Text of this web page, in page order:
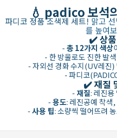
💧 padico 보석
파디코 정품 조색제 세트!맑고
를 높여
✔️ 상
-총 12가지 색상
- 한 방울로도 진한 발
- 자외선 경화 수지(UV레진)
- 파디코
✔️ 재질
- 재질: 레진용
-용도: 레진공예 착색
-사용 팁: 소량씩 떨어뜨려